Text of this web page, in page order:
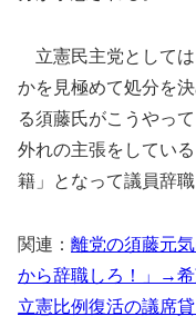
立憲民主党としては
かを見極めて処分を
る須藤氏がこうやっ
外れの主張をしてい
籍」となって議員辞
関連： 離党の須藤元
から辞職しろ！」→希
立憲比例復活の議席